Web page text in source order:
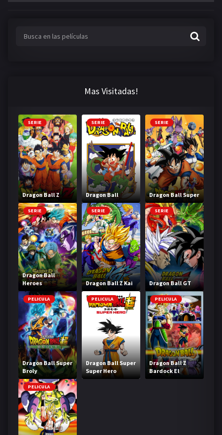
Mas Visitadas!
SERIE
Dragon Ball Z
SERIE
Dragon Ball
SERIE
Dragon Ball Super
SERIE
Dragon Ball
Heroes
SERIE
Dragon Ball Z Kai
SERIE
Dragon Ball GT
PELICULA
Dragon Ball Super
Broly
PELICULA
Dragon Ball Super
Super Hero
PELICULA
Dragon Ball Z
Bardock El
legendario Super
PELICULA